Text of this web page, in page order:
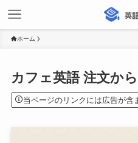
ホーム
カフェ英語 注文か
当ページのリンクには広告が含